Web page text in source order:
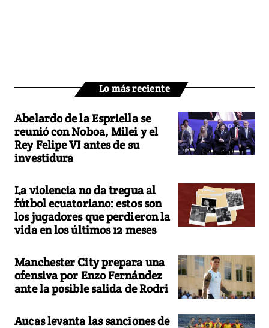
Lo más reciente
Abelardo de la Espriella se
reunió con Noboa, Milei y el
Rey Felipe VI antes de su
investidura
La violencia no da tregua al
fútbol ecuatoriano: estos son
los jugadores que perdieron la
vida en los últimos 12 meses
Manchester City prepara una
ofensiva por Enzo Fernández
ante la posible salida de Rodri
Aucas levanta las sanciones de